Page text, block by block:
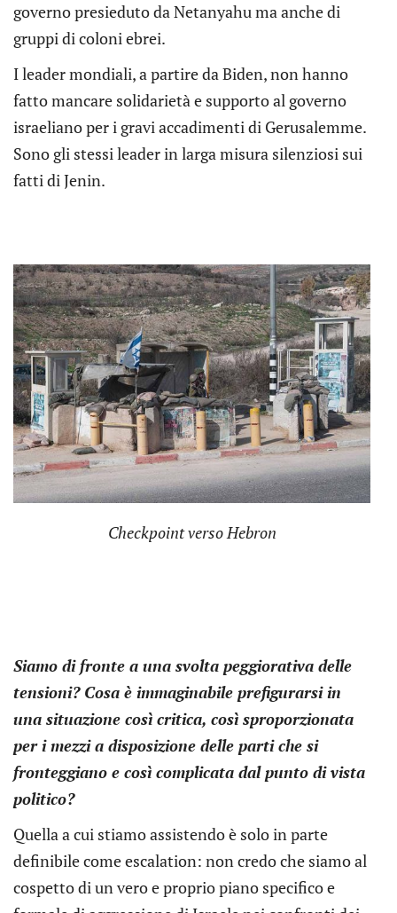
governo presieduto da Netanyahu ma anche di
gruppi di coloni ebrei.
I leader mondiali, a partire da Biden, non hanno
fatto mancare solidarietà e supporto al governo
israeliano per i gravi accadimenti di Gerusalemme.
Sono gli stessi leader in larga misura silenziosi sui
fatti di Jenin.
Checkpoint verso Hebron
Siamo di fronte a una svolta peggiorativa delle
tensioni? Cosa è immaginabile prefigurarsi in
una situazione così critica, così sproporzionata
per i mezzi a disposizione delle parti che si
fronteggiano e così complicata dal punto di vista
politico?
Quella a cui stiamo assistendo è solo in parte
definibile come escalation: non credo che siamo al
cospetto di un vero e proprio piano specifico e